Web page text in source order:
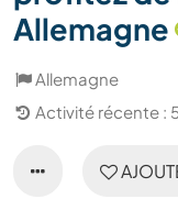
Allemagne
Allemagne
Activité récente :